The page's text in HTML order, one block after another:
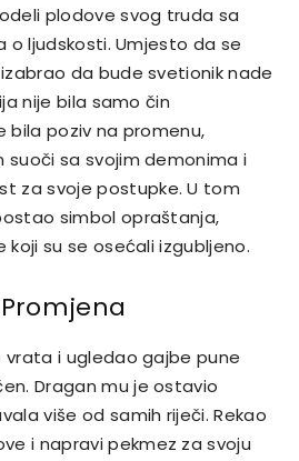
plodove svog truda sa
o ljudskosti. Umjesto da se
da bude svetionik nade
nije bila samo čin
bila poziv na promenu,
suoči sa svojim demonima i
za svoje postupke. U tom
simbol opraštanja,
koji su se osećali izgubljeno.
vrata i ugledao gajbe pune
Dragan mu je ostavio
više od samih riječi. Rekao
i napravi pekmez za svoju